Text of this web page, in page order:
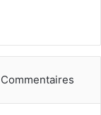
Commentaires